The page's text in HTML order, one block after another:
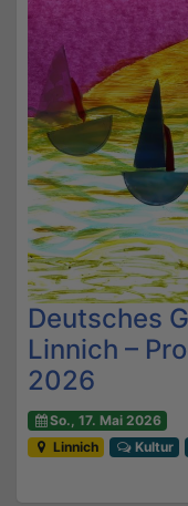
Deutsches
Linnich –
2026
So., 17. Mai 2026
Linnich
Kultur